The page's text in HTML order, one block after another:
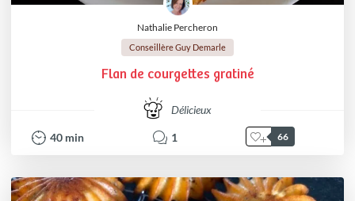
Nathalie Percheron
Conseillère Guy Demarle
Flan de courgettes gratiné
Délicieux
40 min 1 66